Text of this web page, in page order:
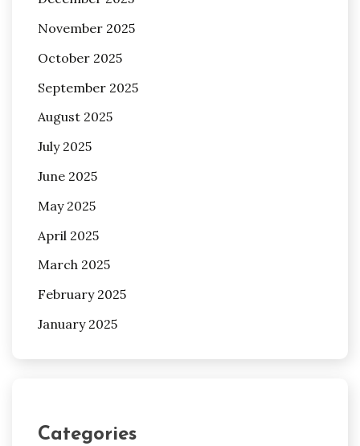
November 2025
October 2025
September 2025
August 2025
July 2025
June 2025
May 2025
April 2025
March 2025
February 2025
January 2025
Categories